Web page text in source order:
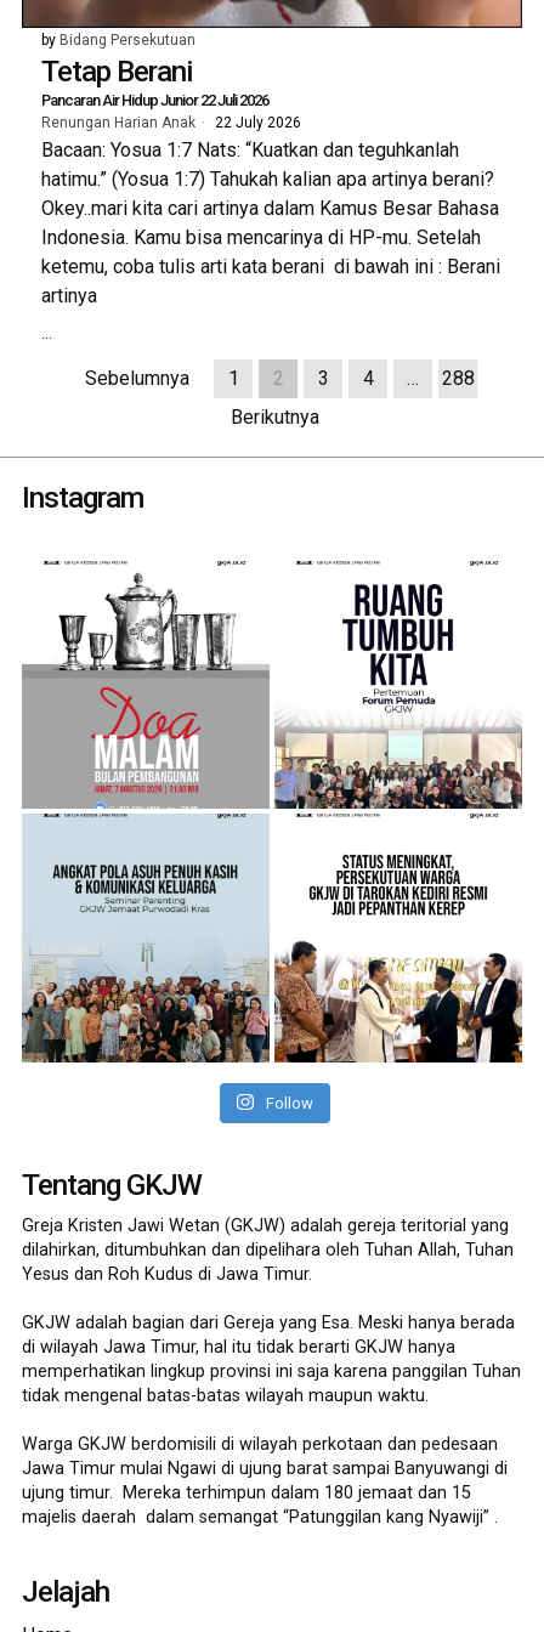
by Bidang Persekutuan
Tetap Berani
Pancaran Air Hidup Junior 22 Juli 2026
Renungan Harian Anak 22 July 2026
Bacaan: Yosua 1:7 Nats: “Kuatkan dan teguhkanlah
hatimu.” (Yosua 1:7) Tahukah kalian apa artinya berani?
Okey..mari kita cari artinya dalam Kamus Besar Bahasa
Indonesia. Kamu bisa mencarinya di HP-mu. Setelah
ketemu, coba tulis arti kata berani di bawah ini : Berani
artinya
...
Sebelumnya
1 2 3 4 …
288
Berikutnya
Instagram
Follow
Tentang GKJW
Greja Kristen Jawi Wetan (GKJW) adalah gereja teritorial yang
dilahirkan, ditumbuhkan dan dipelihara oleh Tuhan Allah, Tuhan
Yesus dan Roh Kudus di Jawa Timur.
GKJW adalah bagian dari Gereja yang Esa. Meski hanya berada
di wilayah Jawa Timur, hal itu tidak berarti GKJW hanya
memperhatikan lingkup provinsi ini saja karena panggilan Tuhan
tidak mengenal batas-batas wilayah maupun waktu.
Warga GKJW berdomisili di wilayah perkotaan dan pedesaan
Jawa Timur mulai Ngawi di ujung barat sampai Banyuwangi di
ujung timur. Mereka terhimpun dalam 180 jemaat dan 15
majelis daerah dalam semangat “Patunggilan kang Nyawiji” .
Jelajah